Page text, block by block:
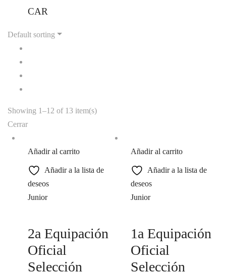
CAR
Default sorting
Showing 1–12 of 13 item(s)
Cerrar
Añadir al carrito
Añadir a la lista de
deseos
Junior
2a Equipación
Oficial
Selección
Añadir al carrito
Añadir a la lista de
deseos
Junior
1a Equipación
Oficial
Selección